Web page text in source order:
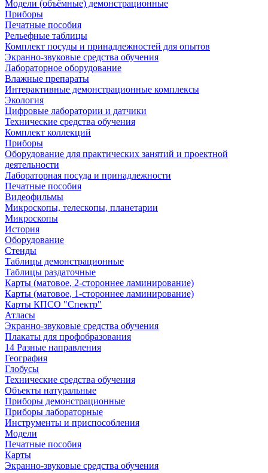
Модели (объёмные) демонстрационные
Приборы
Печатные пособия
Рельефные таблицы
Комплект посуды и принадлежностей для опытов
Экранно-звуковые средства обучения
Лабораторное оборудование
Влажные препараты
Интерактивные демонстрационные комплексы
Экология
Цифровые лаборатории и датчики
Технические средства обучения
Комплект коллекций
Приборы
Оборудование для практических занятий и проектной
деятельности
Лабораторная посуда и принадлежности
Печатные пособия
Видеофильмы
Микроскопы, телескопы, планетарии
Микроскопы
История
Оборудование
Стенды
Таблицы демонстрационные
Таблицы раздаточные
Карты (матовое, 2-стороннее ламинирование)
Карты (матовое, 1-стороннее ламинирование)
Карты КПСО "Спектр"
Атласы
Экранно-звуковые средства обучения
Плакаты для профобразования
14 Разные направления
География
Глобусы
Технические средства обучения
Объекты натуральные
Приборы демонстрационные
Приборы лабораторные
Инструменты и приспособления
Модели
Печатные пособия
Карты
Экранно-звуковые средства обучения